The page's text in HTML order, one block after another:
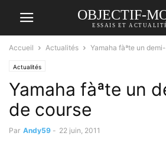
OBJECTIF-
ESSAIS ET
Accueil Actualités Yamaha fàªte un
Actualités
Yamaha fàªte un
de course
Par Andy59 - 22 juin, 2011